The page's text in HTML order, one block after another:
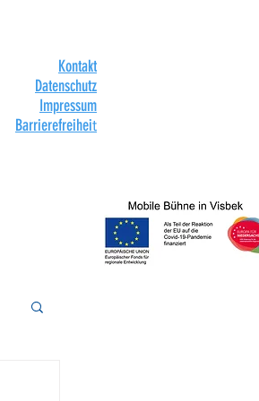
Kontakt
Datenschutz
Impressum
Barrierefreiheit